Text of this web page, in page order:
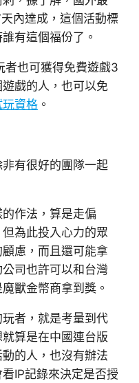
內達成，這個活動標
有這個福份了。
者也可獲得免費遊戲3
遊戲的人，也可以免
玩資格。
有很好的團隊一起
作法，算是走偏
為此投入心力的眾
慮，而且還可能拿
司也許可以和台灣
獸金幣商拿到獎。
者，就是考量到代
算是在中國連台版
動的人，也沒有辦法
IP記錄來決定是否授